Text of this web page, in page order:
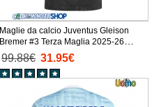
Maglie da calcio Juventus Gleison
Bremer #3 Terza Maglia 2025-26
Manica Corta
99.88€ 31.95€